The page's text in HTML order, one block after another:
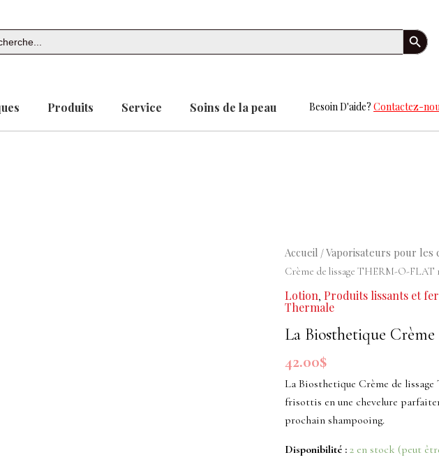
Search Button
Produits Service Soins de la peau Besoin D'aide? Contactez-
Accueil /Vaporisateurs pour les
Crème de lissage THERM-O-FLAT
Lotion, Produits lissants et
Thermale
La Biosthetique
42.00$
La Biosthetique Crème de
frisottis en une chevelure
prochain shampooing.
Disponibilité : 2 en stock (peut
quantité
de
Biosthetique
de
lissage
THERM-
O-
FLAT